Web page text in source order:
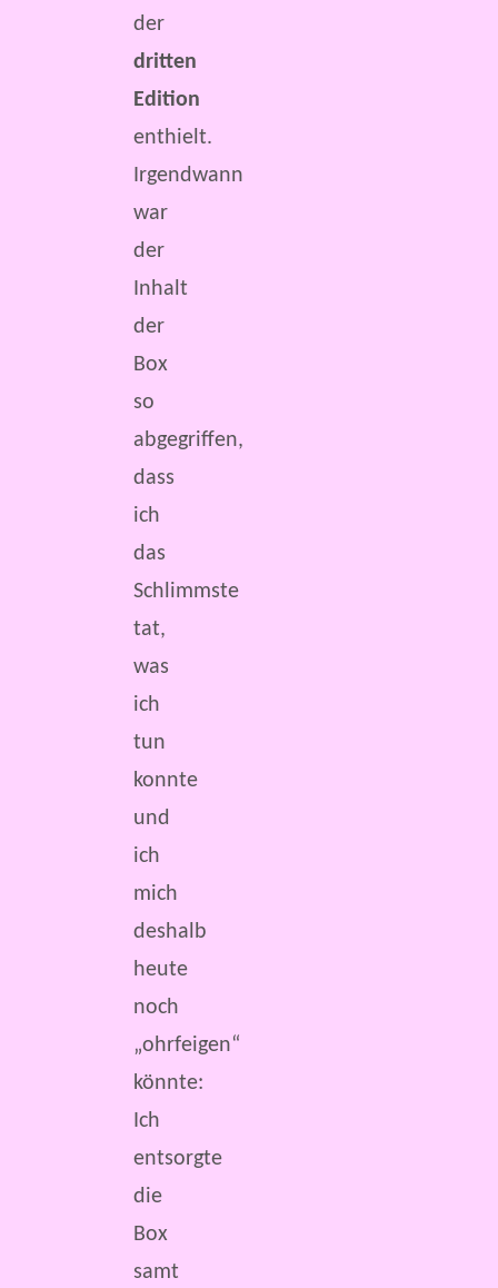
der
dritten
Edition
enthielt.
Irgendwann
war
der
Inhalt
der
Box
so
abgegriffen,
dass
ich
das
Schlimmste
tat,
was
ich
tun
konnte
und
ich
mich
deshalb
heute
noch
„ohrfeigen“
könnte:
Ich
entsorgte
die
Box
samt